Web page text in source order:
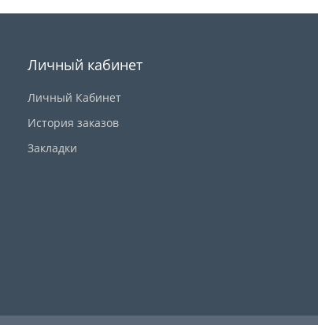
Купить
Личный кабинет
Личный Кабинет
История заказов
Закладки